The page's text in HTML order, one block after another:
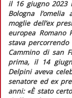
il 16 giugno 2023
Bologna
moglie dell’ex
europea Romano
stava
Cammino di san
prima, il 14
Delpini aveva
senatore ed ex
anni: «È stato